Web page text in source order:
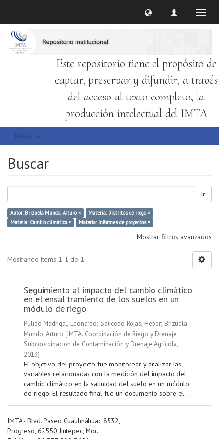
Este repositorio tiene el propósito de
captar, preservar y difundir, a través
del acceso al texto completo, la
producción intelectual del IMTA
Buscar
Buscar
Ir
Autor: Brizuela Mundo, Arturo ×
Materia: Distritos de riego ×
Materia: Cambio climático ×
Materia: Informes de proyectos ×
Mostrar filtros avanzados
Mostrando ítems 1-1 de 1
Seguimiento al impacto del cambio climático
en el ensalitramiento de los suelos en un
módulo de riego
Pulido Madrigal, Leonardo; Saucedo Rojas, Heber; Brizuela
Mundo, Arturo (IMTA. Coordinación de Riego y Drenaje.
Subcoordinación de Contaminación y Drenaje Agrícola,
2013)
El objetivo del proyecto fue monitorear y analizar las
variables relacionadas con la medición del impacto del
cambio climático en la salinidad del suelo en un módulo
de riego. El resultado final fue un documento sobre el ...
IMTA - Blvd. Paseo Cuauhnáhuac 8532,
Progreso, 62550 Jiutepec, Mor.